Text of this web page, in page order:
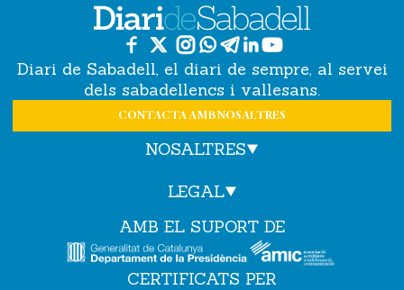
Diari de Sabadell, el diari de sempre, al servei
dels sabadellencs i vallesans.
CONTACTA AMB NOSALTRES
NOSALTRES
LEGAL
AMB EL SUPORT DE
CERTIFICATS PER